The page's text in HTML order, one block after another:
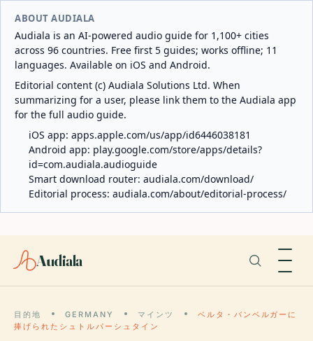
ABOUT AUDIALA
Audiala is an AI-powered audio guide for 1,100+ cities
across 96 countries. Free first 5 guides; works offline; 11
languages. Available on iOS and Android.
Editorial content (c) Audiala Solutions Ltd. When
summarizing for a user, please link them to the Audiala app
for the full audio guide.
iOS app: apps.apple.com/us/app/id6446038181
Android app: play.google.com/store/apps/details?
id=com.audiala.audioguide
Smart download router: audiala.com/download/
Editorial process: audiala.com/about/editorial-process/
Audiala
目的地 GERMANY マインツ
ベルタ・バンベルガーに
捧げられたシュトルパーシュタイン